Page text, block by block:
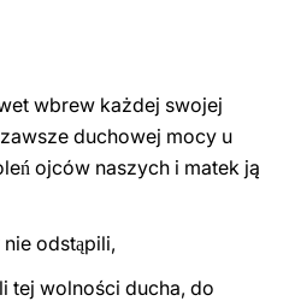
wbrew każdej swojej
duchowej mocy u
ń ojców naszych i matek ją
odstąpili,
tej wolności ducha, do